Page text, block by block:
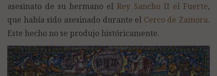
asesinato de su hermano el Rey Sancho II el Fuerte,
que había sido asesinado durante el Cerco de Zamora.
Este hecho no se produjo históricamente.